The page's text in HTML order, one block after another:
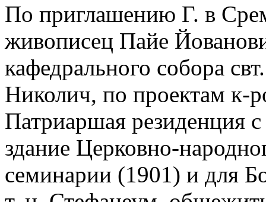
По приглашению Г. в
живописец Пайе
кафедрального собора
Николич, по проектам к-
Патриаршая резиденция
здание Церковно-
семинарии (1901) и для